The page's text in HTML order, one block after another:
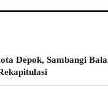
Depok, Sambangi